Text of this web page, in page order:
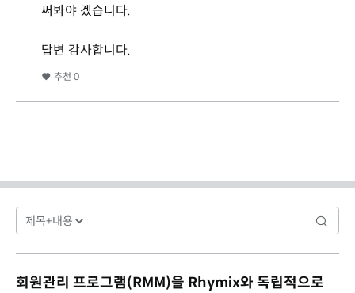
써봐야 겠습니다.
답변 감사합니다.
추천 0
회원관리 프로그램(RMM)을 Rhymix와 독립적으로